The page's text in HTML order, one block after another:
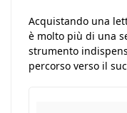
Acquistando una
è molto più di una
strumento
percorso verso il